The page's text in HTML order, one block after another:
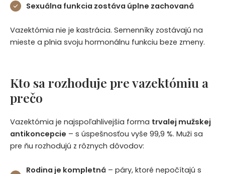
Sexuálna funkcia zostáva úplne zachovaná
Vazektómia nie je kastrácia. Semenníky zostávajú na
mieste a plnia svoju hormonálnu funkciu beze zmeny.
Kto sa rozhoduje pre vazektómiu a
prečo
Vazektómia je najspoľahlivejšia forma trvalej mužskej
antikoncepcie – s úspešnosťou vyše 99,9 %. Muži sa
pre ňu rozhodujú z rôznych dôvodov:
Rodina je kompletná – páry, ktoré nepočítajú s